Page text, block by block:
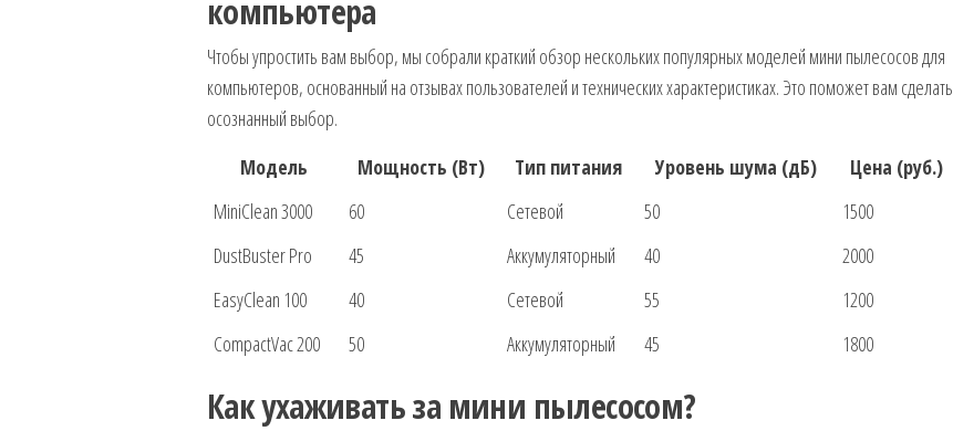
компьютера
Чтобы упростить вам выбор, мы собрали краткий обзор нескольких популярных моделей мини пылесосов для
компьютеров, основанный на отзывах пользователей и технических характеристиках. Это поможет вам сделать
осознанный выбор.
Модель
Мощность (Вт) Тип питания Уровень шума (дБ)
Цена (руб.)
MiniClean 3000
60 Сетевой 50
1500
DustBuster Pro
45 Аккумуляторный 40
2000
EasyClean 100
40 Сетевой 55
1200
CompactVac 200
50 Аккумуляторный 45 1800
Как ухаживать за мини пылесосом?